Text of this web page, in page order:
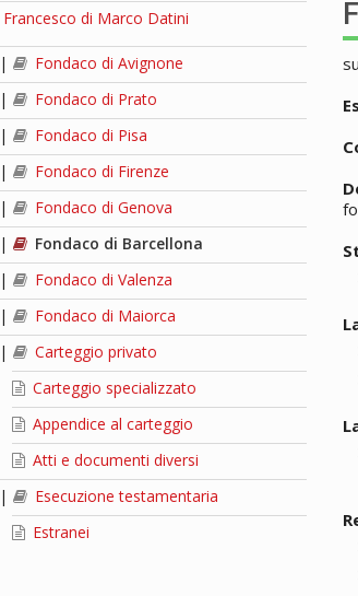
Francesco di Marco Datini
|
Fondaco di Avignone
|
Fondaco di Prato
|
Fondaco di Pisa
|
Fondaco di Firenze
|
Fondaco di Genova
|
Fondaco di Barcellona
|
Fondaco di Valenza
|
Fondaco di Maiorca
|
Carteggio privato
Carteggio specializzato
Appendice al carteggio
Atti e documenti diversi
|
Esecuzione testamentaria
Estranei